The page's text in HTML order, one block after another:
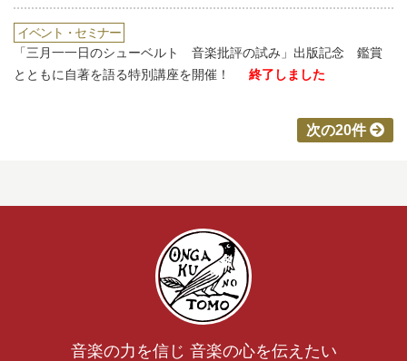
イベント・セミナー
「三月一一日のシューベルト 音楽批評の試み」出版記念 鑑賞
とともに自著を語る特別講座を開催！
終了しました
次の20件
音楽の力を信じ 音楽の心を伝えたい